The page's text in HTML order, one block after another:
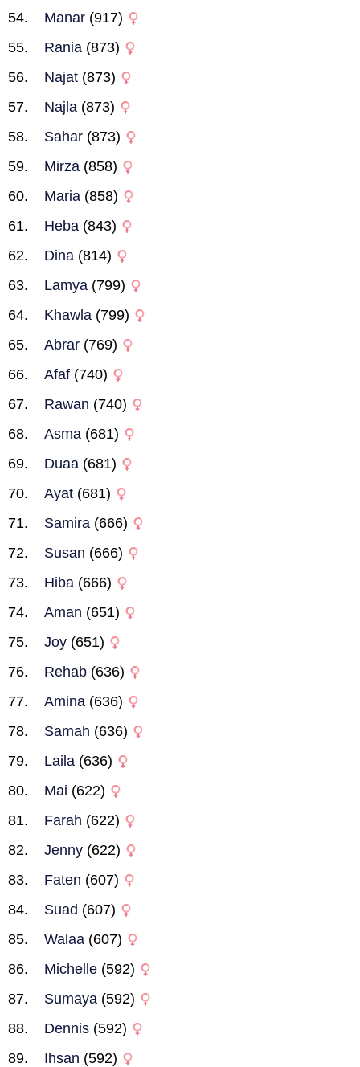
Manar (917)
Rania (873)
Najat (873)
Najla (873)
Sahar (873)
Mirza (858)
Maria (858)
Heba (843)
Dina (814)
Lamya (799)
Khawla (799)
Abrar (769)
Afaf (740)
Rawan (740)
Asma (681)
Duaa (681)
Ayat (681)
Samira (666)
Susan (666)
Hiba (666)
Aman (651)
Joy (651)
Rehab (636)
Amina (636)
Samah (636)
Laila (636)
Mai (622)
Farah (622)
Jenny (622)
Faten (607)
Suad (607)
Walaa (607)
Michelle (592)
Sumaya (592)
Dennis (592)
Ihsan (592)